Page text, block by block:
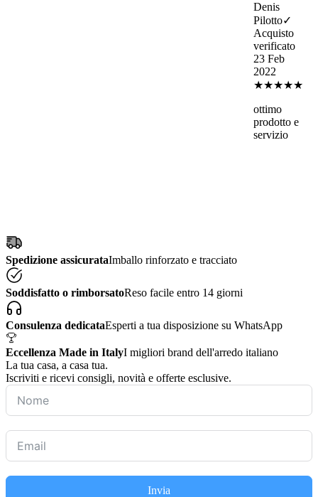
Denis
Pilotto✓
Acquisto
verificato
23 Feb
2022
★★★★★
ottimo
prodotto e
servizio
Spedizione assicurataImballo rinforzato e tracciato
Soddisfatto o rimborsatoReso facile entro 14 giorni
Consulenza dedicataEsperti a tua disposizione su WhatsApp
Eccellenza Made in ItalyI migliori brand dell'arredo italiano
La tua casa, a casa tua.
Iscriviti e ricevi consigli, novità e offerte esclusive.
Invia